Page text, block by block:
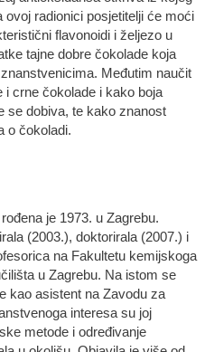
radionici posjetitelji će moći
flavonoidi i željezo u
tajne dobre čokolade koja
Međutim naučit
i crne čokolade i kako boja
se dobiva, te kako znanost
o čokoladi.
je 1973. u Zagrebu.
(2003.), doktorirala (2007.) i
na Fakultetu kemijskoga
u Zagrebu. Na istom se
kao asistent na Zavodu za
interesa su joj
metode i određivanje